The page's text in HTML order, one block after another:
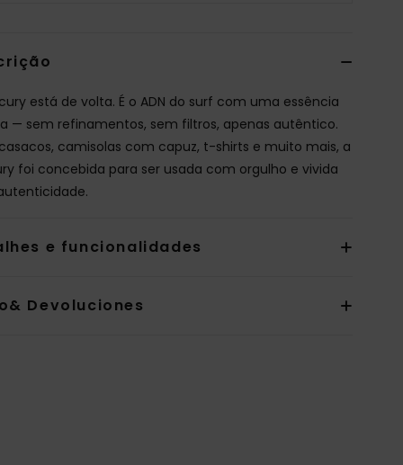
está de volta. É o ADN do surf com uma essência
— sem refinamentos, sem filtros, apenas autêntico.
camisolas com capuz, t-shirts e muito mais, a
foi concebida para ser usada com orgulho e vivida
e funcionalidades
Devoluciones